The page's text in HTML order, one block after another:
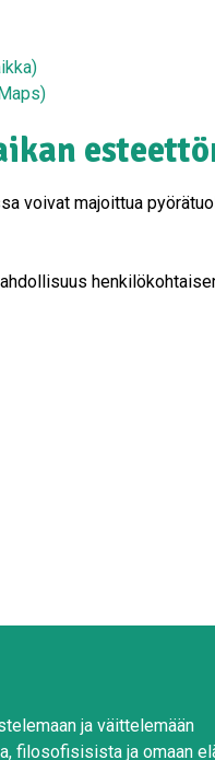
voivat majoittua
ja väittelemään
filosofisisista ja omaan